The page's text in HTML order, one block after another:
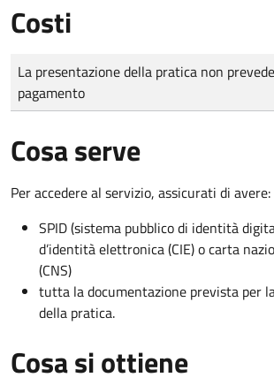
Costi
Tipo di pagamento
Importo
La presentazione della pratica non
pagamento
Cosa serve
Per accedere al servizio, assicurati di avere:
SPID (sistema pubblico di identità
d’identità elettronica (CIE) o carta
(CNS)
tutta la documentazione prevista per
della pratica.
Cosa si ottiene